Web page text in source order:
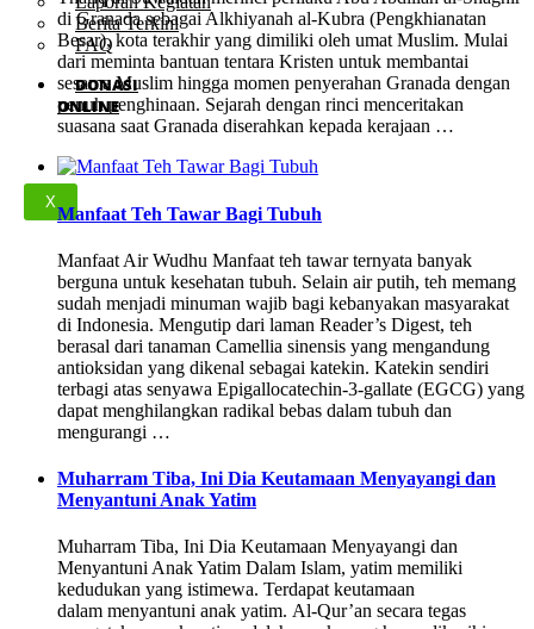
Berita Terkini
FAQ
DONASI
ONLINE
X
di Granada sebagai Alkhiyanah al-Kubra (Pengkhianatan
Besar), kota terakhir yang dimiliki oleh umat Muslim. Mulai
dari meminta bantuan tentara Kristen untuk membantai
sesama Muslim hingga momen penyerahan Granada dengan
penuh penghinaan. Sejarah dengan rinci menceritakan
suasana saat Granada diserahkan kepada kerajaan …
Manfaat Teh Tawar Bagi Tubuh
Manfaat Air Wudhu Manfaat teh tawar ternyata banyak
berguna untuk kesehatan tubuh. Selain air putih, teh memang
sudah menjadi minuman wajib bagi kebanyakan masyarakat
di Indonesia. Mengutip dari laman Reader’s Digest, teh
berasal dari tanaman Camellia sinensis yang mengandung
antioksidan yang dikenal sebagai katekin. Katekin sendiri
terbagi atas senyawa Epigallocatechin-3-gallate (EGCG) yang
dapat menghilangkan radikal bebas dalam tubuh dan
mengurangi …
Muharram Tiba, Ini Dia Keutamaan Menyayangi dan
Menyantuni Anak Yatim
Muharram Tiba, Ini Dia Keutamaan Menyayangi dan
Menyantuni Anak Yatim Dalam Islam, yatim memiliki
kedudukan yang istimewa. Terdapat keutamaan
dalam menyantuni anak yatim. Al-Qur’an secara tegas